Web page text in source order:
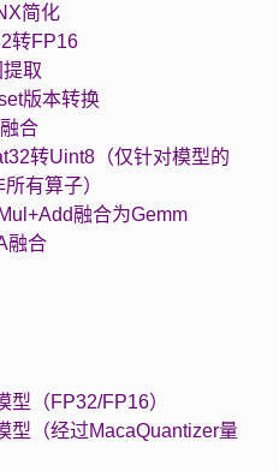
简化
转FP16
取
版本转换
合
转Uint8（仅针对模型的
有算子）
融合为Gemm
融合
型（FP32/FP16）
型（经过MacaQuantizer量